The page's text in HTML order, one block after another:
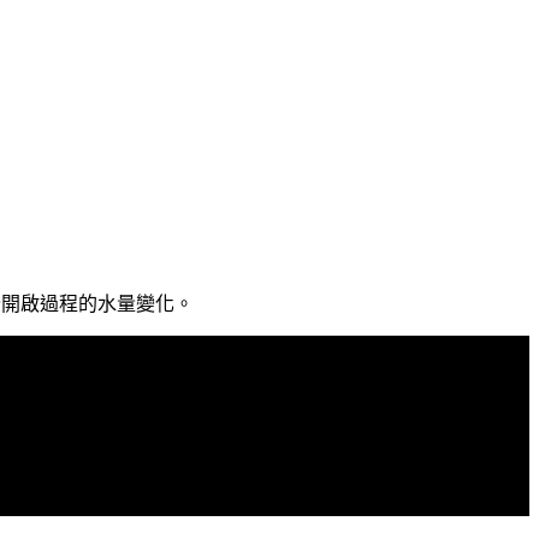
啟過程的水量變化。